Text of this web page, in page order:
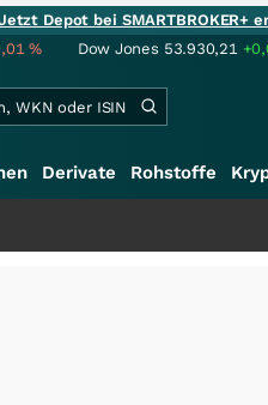
Depot bei SMARTBROKER+
% Dow Jones 53.930,21
Derivate Rohstoffe